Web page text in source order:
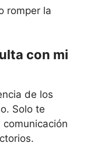
romper la
con mi
de los
Solo te